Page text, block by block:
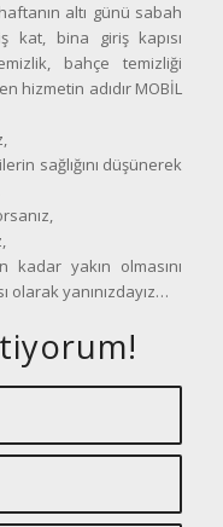
altı günü sabah
kat, bina giriş kapısı
bahçe temizliği
hizmetin adıdır MOBİL
sağlığını düşünerek
yakın olmasını
olarak yanınızdayız…